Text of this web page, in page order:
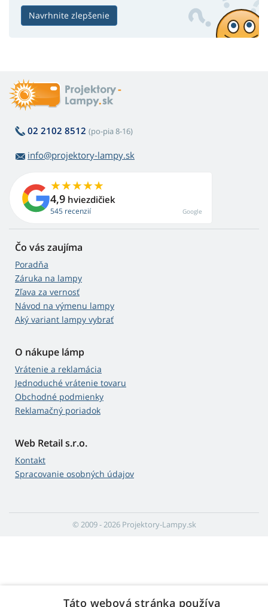
Navrhnite zlepšenie
02 2102 8512 (po-pia 8-16)
info@projektory-lampy.sk
4,9 hviezdičiek
545 recenzií Google
Čo vás zaujíma
Poradňa
Záruka na lampy
Zľava za vernosť
Návod na výmenu lampy
Aký variant lampy vybrať
O nákupe lámp
Vrátenie a reklamácia
Jednoduché vrátenie tovaru
Obchodné podmienky
Reklamačný poriadok
Web Retail s.r.o.
Kontakt
Spracovanie osobných údajov
© 2009 - 2026 Projektory-Lampy.sk
Táto webová stránka používa